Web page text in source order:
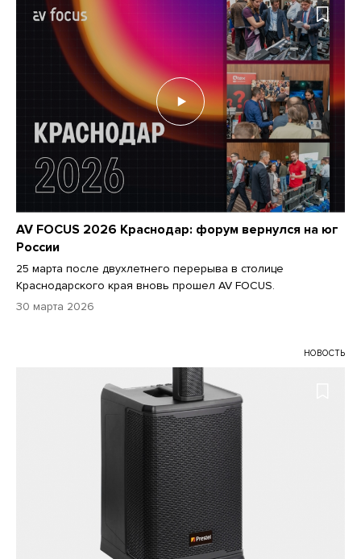
AV FOCUS 2026 Краснодар: форум вернулся на юг
России
25 марта после двухлетнего перерыва в столице
Краснодарского края вновь прошел AV FOCUS.
30 марта 2026
НОВОСТЬ